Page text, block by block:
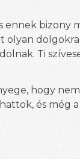
ennek bizony
olyan
Ti
hogy
és még